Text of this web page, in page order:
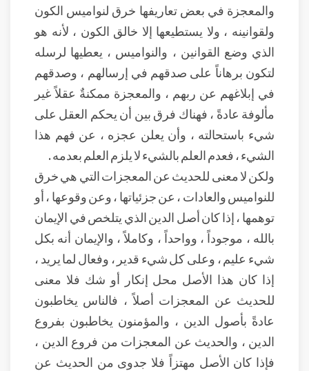
والمعجزة في بعض تعاريفها خرق لنواميس الكون
ولقوانينه ، ولا يستطيعها إلا خالق الكون ، لأنه هو
الذي وضع القوانين ، والنواميس ، يعطيها لرسله
لتكون برهاناً على صدقهم في إرسالهم ، وصدقهم
في إبلاغهم عن ربهم ، والمعجزة ممكنةٌ عقلاً غير
مألوفة عادةً ، فهناك فرق بين أن يحكم العقل على
شيء باستحالته ، وأن يعلن عجزه ، عن فهم هذا
الشيء ، فعدم العلم بالشيء لا يلزم العلم بعدمه .
ولكن لا معنى للحديث عن المعجزات التي هي خرق
للنواميس والعادات ، عن جزئياتها ، وعن وقوعها ، أو
توهمها ، إذا كان أصل الدين الذي يتلخص في الإيمان
بالله ، موجوداً ، وواحداً ، وكاملاً ، والإيمان أنه بكل
شيء عليم ، وعلى كل شيء قدير ، وفعال لما يريد ،
إذا كان هذا الأصل محل إنكار أو شك فلا معنى
للحديث عن المعجزات أصلاً ، فالناس يخاطبون
عادةً بأصول الدين ، والمؤمنون يخاطبون بفروع
الدين ، والحديث عن المعجزات من فروع الدين ،
فإذا كان الأصل مهتزاً فلا جدوى من الحديث عن